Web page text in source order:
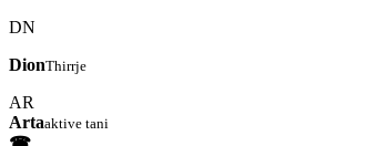
DN
DionThirrje
AR
Artaaktive tani